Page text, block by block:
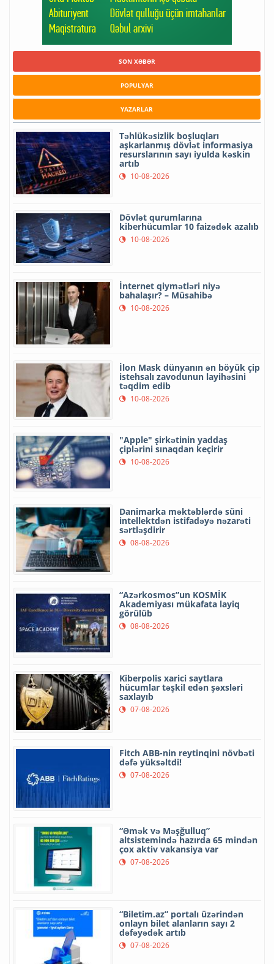
SON XƏBƏR
POPULYAR
YAZARLAR
Təhlükəsizlik boşluqları
aşkarlanmış dövlət informasiya
resurslarının sayı iyulda kəskin
artıb
10-08-2026
Dövlət qurumlarına
kiberhücumlar 10 faizədək azalıb
10-08-2026
İnternet qiymətləri niyə
bahalaşır? – Müsahibə
10-08-2026
İlon Mask dünyanın ən böyük çip
istehsalı zavodunun layihəsini
təqdim edib
10-08-2026
"Apple" şirkətinin yaddaş
çiplərini sınaqdan keçirir
10-08-2026
Danimarka məktəblərdə süni
intellektdən istifadəyə nəzarəti
sərtləşdirir
08-08-2026
“Azərkosmos”un KOSMİK
Akademiyası mükafata layiq
görülüb
08-08-2026
Kiberpolis xarici saytlara
hücumlar təşkil edən şəxsləri
saxlayıb
07-08-2026
Fitch ABB-nin reytinqini növbəti
dəfə yüksəltdi!
07-08-2026
“Əmək və Məşğulluq”
altsistemində hazırda 65 mindən
çox aktiv vakansiya var
07-08-2026
“Biletim.az” portalı üzərindən
onlayn bilet alanların sayı 2
dəfəyədək artıb
07-08-2026